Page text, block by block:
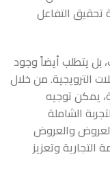
التفاعل
بل يتطلب أيضاً وجود
الترويجية. من خلال
يمكن توجيه
الشاملة
والعروض
التجارية وتعزيز